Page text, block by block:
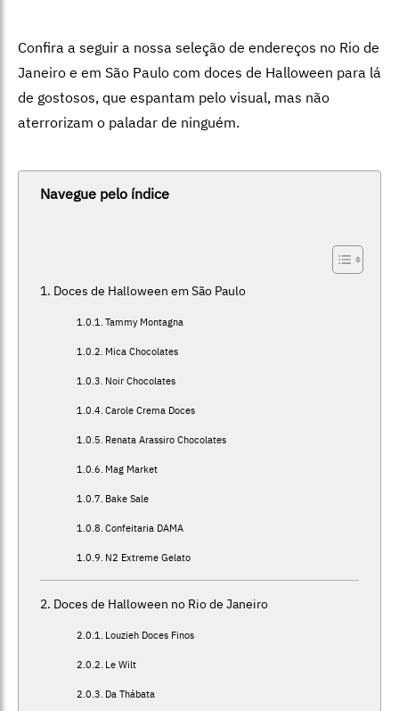
Confira a seguir a nossa seleção de endereços no Rio de
Janeiro e em São Paulo com doces de Halloween para lá
de gostosos, que espantam pelo visual, mas não
aterrorizam o paladar de ninguém.
Navegue pelo índice
Doces de Halloween em São Paulo
Tammy Montagna
Mica Chocolates
Noir Chocolates
Carole Crema Doces
Renata Arassiro Chocolates
Mag Market
Bake Sale
Confeitaria DAMA
N2 Extreme Gelato
Doces de Halloween no Rio de Janeiro
Louzieh Doces Finos
Le Wilt
Da Thábata